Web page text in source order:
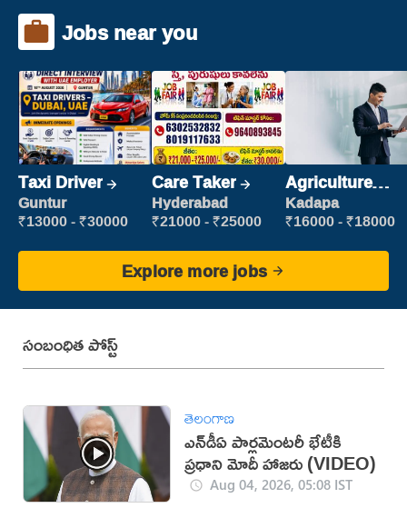
Jobs near you
Taxi Driver
Guntur
₹13000 - ₹30000
Care Taker
Hyderabad
₹21000 - ₹25000
Agriculture
Labour
Kadapa
₹16000 - ₹18000
Explore more jobs
సంబంధిత పోస్ట్
తెలంగాణ
ఎన్‌డీఏ పార్లమెంటరీ భేటీకి
ప్రధాని మోదీ హాజరు (VIDEO)
Aug 04, 2026, 05:08 IST